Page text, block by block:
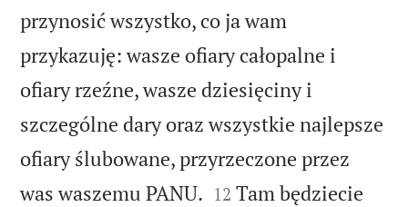
przynosić wszystko, co ja wam
przykazuję: wasze ofiary całopalne i
ofiary rzeźne, wasze dziesięciny i
szczególne dary oraz wszystkie najlepsze
ofiary ślubowane, przyrzeczone przez
was waszemu PANU. 

12 Tam będziecie